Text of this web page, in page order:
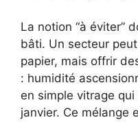
La notion “à éviter”
bâti. Un secteur
papier, mais offrir
: humidité
en simple vitrage qui
janvier. Ce mélange